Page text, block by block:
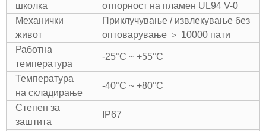
школка
отпорност на пламен UL94 V-0
Механички
живот
Приклучување / извлекување без
оптоварување ＞ 10000 пати
Работна
температура
-25°C ~ +55°C
Температура
на складирање
-40°C ~ +80°C
Степен за
заштита
IP67